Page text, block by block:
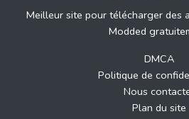
Meilleur site pour télécharger des
Modded
DMCA
Politique de
Nous
Plan du site